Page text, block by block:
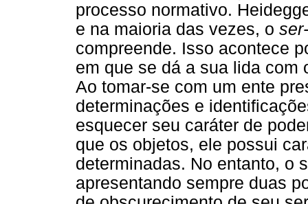
processo normativo.
e na maioria das vezes, o
compreende. Isso acontece
em que se dá a sua lida com
Ao tomar-se com um ente
determinações e
esquecer seu caráter de
que os objetos, ele possui
determinadas. No entanto, o
apresentando sempre duas